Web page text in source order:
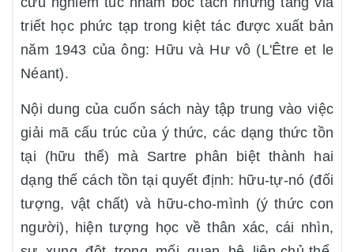
triết học phức tạp trong kiệt tác được xuất bản
năm 1943 của ông: Hữu và Hư vô (L'Être et le
Néant).
Nội dung của cuốn sách này tập trung vào việc
giải mã cấu trúc của ý thức, các dạng thức tồn
tại (hữu thể) mà Sartre phân biệt thành hai
dạng thế cách tồn tại quyết định: hữu-tự-nó (đối
tượng, vật chất) và hữu-cho-mình (ý thức con
người), hiện tượng học về thân xác, cái nhìn,